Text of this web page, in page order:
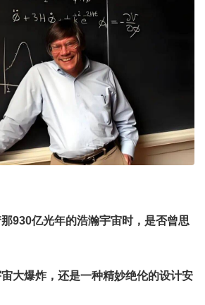
930亿光年的浩瀚宇宙时，是否曾思
大爆炸，还是一种精妙绝伦的设计安